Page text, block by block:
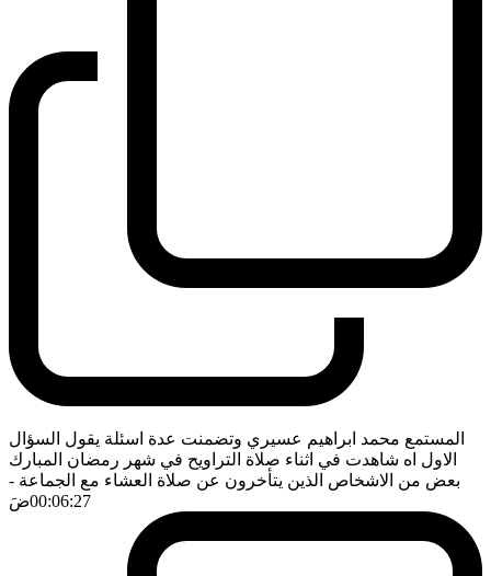
المستمع محمد ابراهيم عسيري وتضمنت عدة اسئلة يقول السؤال
الاول اه شاهدت في اثناء صلاة التراويح في شهر رمضان المبارك
بعض من الاشخاص الذين يتأخرون عن صلاة العشاء مع الجماعة -
00:06:27ضَ